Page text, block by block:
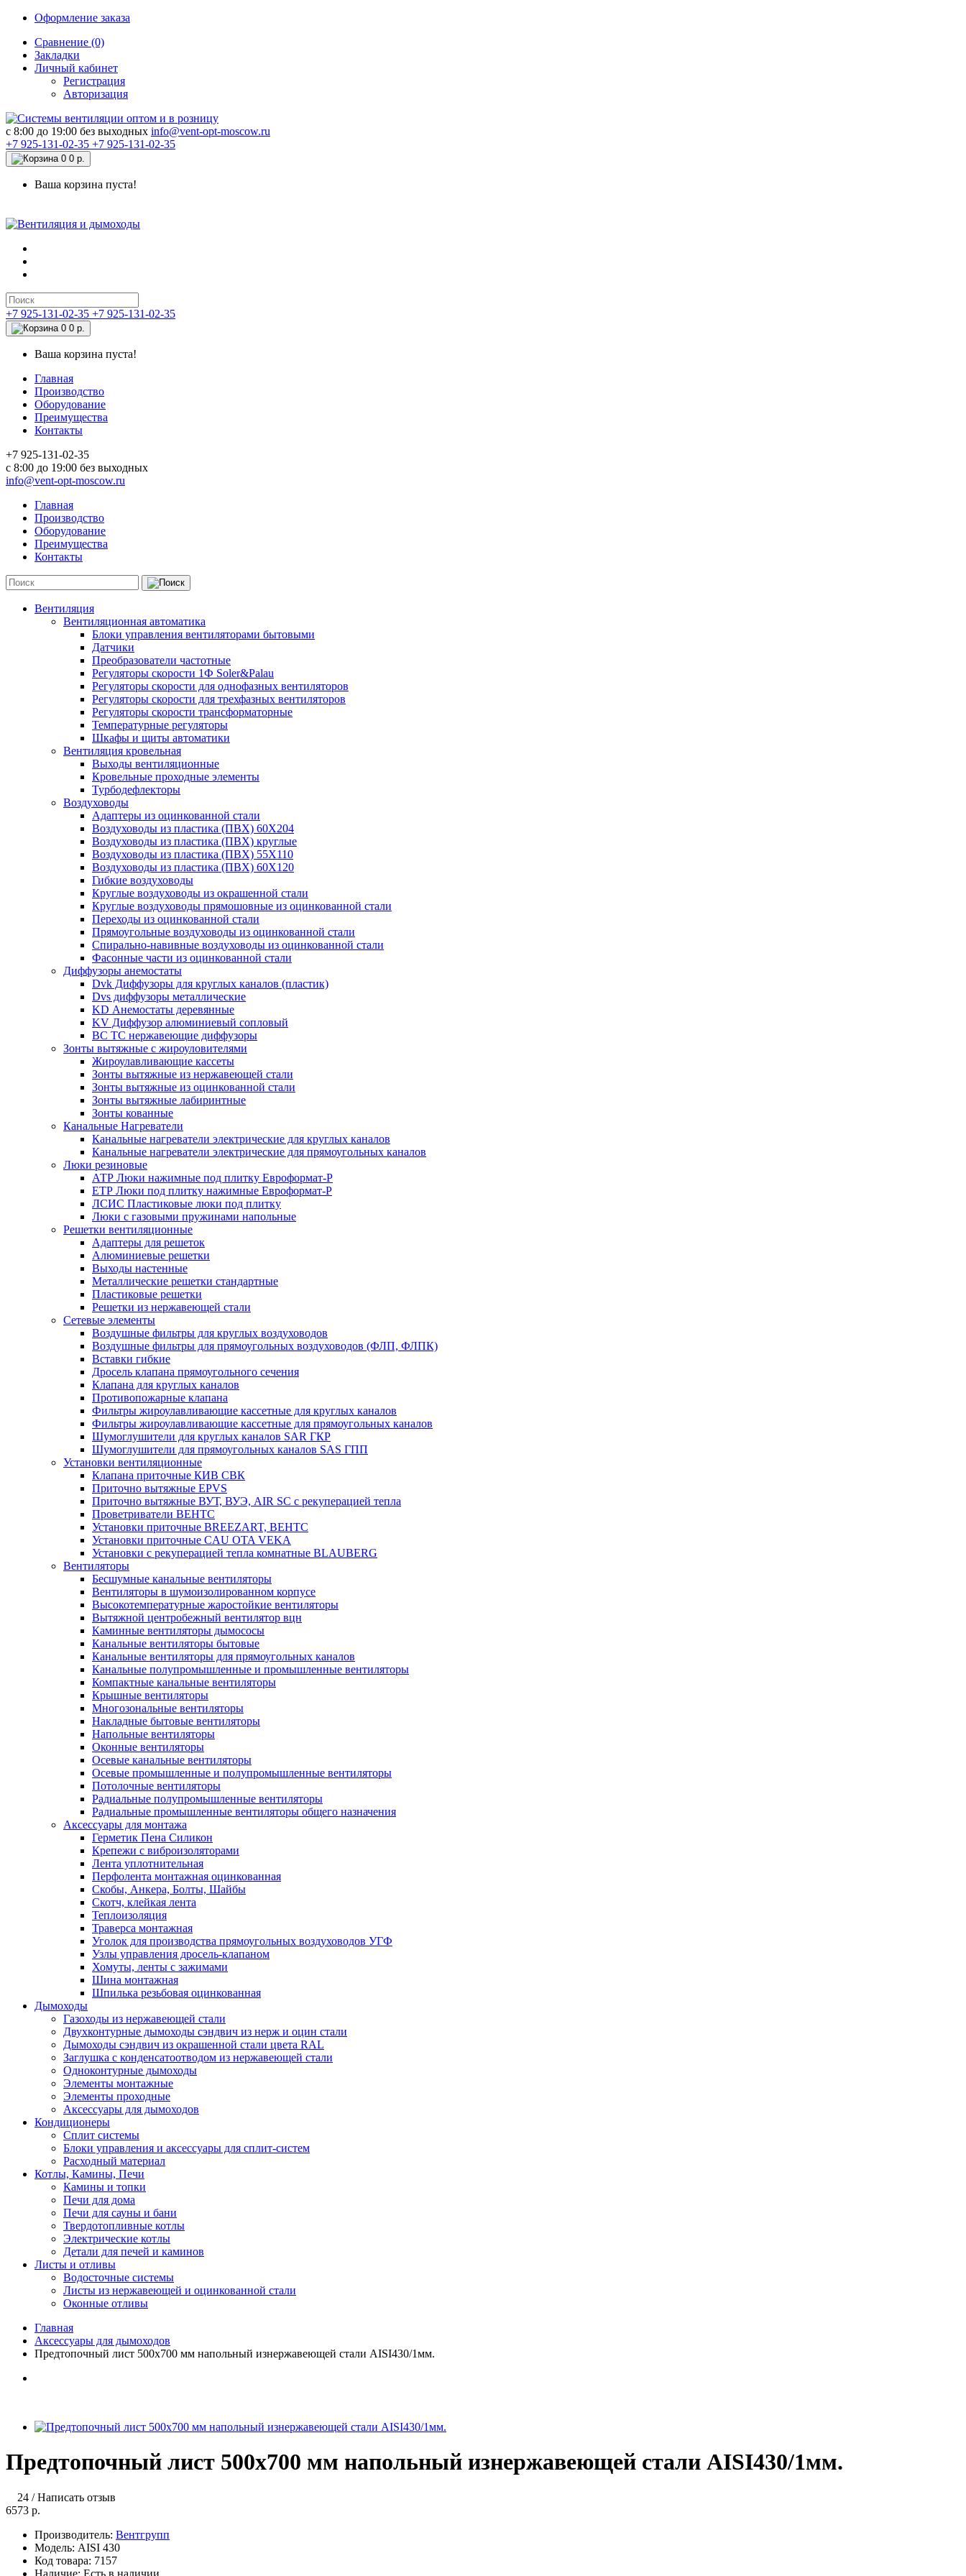
Оформление заказа
Сравнение (0)
Закладки
Личный кабинет
Регистрация
Авторизация
c 8:00 до 19:00 без выходных info@vent-opt-moscow.ru
+7 925-131-02-35 +7 925-131-02-35
0 0 р.
Ваша корзина пуста!
+7 925-131-02-35 +7 925-131-02-35
0 0 р.
Ваша корзина пуста!
Главная
Производство
Оборудование
Преимущества
Контакты
+7 925-131-02-35
c 8:00 до 19:00 без выходных
info@vent-opt-moscow.ru
Главная
Производство
Оборудование
Преимущества
Контакты
Вентиляция
Вентиляционная автоматика
Блоки управления вентиляторами бытовыми
Датчики
Преобразователи частотные
Регуляторы скорости 1Ф Soler&Palau
Регуляторы скорости для однофазных вентиляторов
Регуляторы скорости для трехфазных вентиляторов
Регуляторы скорости трансформаторные
Температурные регуляторы
Шкафы и щиты автоматики
Вентиляция кровельная
Выходы вентиляционные
Кровельные проходные элементы
Турбодефлекторы
Воздуховоды
Адаптеры из оцинкованной стали
Воздуховоды из пластика (ПВХ) 60Х204
Воздуховоды из пластика (ПВХ) круглые
Воздуховоды из пластика (ПВХ) 55Х110
Воздуховоды из пластика (ПВХ) 60Х120
Гибкие воздуховоды
Круглые воздуховоды из окрашенной стали
Круглые воздуховоды прямошовные из оцинкованной стали
Переходы из оцинкованной стали
Прямоугольные воздуховоды из оцинкованной стали
Спирально-навивные воздуховоды из оцинкованной стали
Фасонные части из оцинкованной стали
Диффузоры анемостаты
Dvk Диффузоры для круглых каналов (пластик)
Dvs диффузоры металлические
KD Анемостаты деревянные
KV Диффузор алюминиевый сопловый
ВС ТС нержавеющие диффузоры
Зонты вытяжные с жироуловителями
Жироулавливающие кассеты
Зонты вытяжные из нержавеющей стали
Зонты вытяжные из оцинкованной стали
Зонты вытяжные лабиринтные
Зонты кованные
Канальные Нагреватели
Канальные нагреватели электрические для круглых каналов
Канальные нагреватели электрические для прямоугольных каналов
Люки резиновые
АТР Люки нажимные под плитку Евроформат-Р
ЕТР Люки под плитку нажимные Евроформат-Р
ЛСИС Пластиковые люки под плитку
Люки с газовыми пружинами напольные
Решетки вентиляционные
Адаптеры для решеток
Алюминиевые решетки
Выходы настенные
Металлические решетки стандартные
Пластиковые решетки
Решетки из нержавеющей стали
Сетевые элементы
Воздушные фильтры для круглых воздуховодов
Воздушные фильтры для прямоугольных воздуховодов (ФЛП, ФЛПК)
Вставки гибкие
Дросель клапана прямоугольного сечения
Клапана для круглых каналов
Противопожарные клапана
Фильтры жироулавливающие кассетные для круглых каналов
Фильтры жироулавливающие кассетные для прямоугольных каналов
Шумоглушители для круглых каналов SAR ГКР
Шумоглушители для прямоугольных каналов SAS ГПП
Установки вентиляционные
Клапана приточные КИВ СВК
Приточно вытяжные EPVS
Приточно вытяжные ВУТ, ВУЭ, AIR SC с рекуперацией тепла
Проветриватели ВЕНТС
Установки приточные BREEZART, ВЕНТС
Установки приточные CAU OTA VEKA
Установки с рекуперацией тепла комнатные BLAUBERG
Вентиляторы
Бесшумные канальные вентиляторы
Вентиляторы в шумоизолированном корпусе
Высокотемпературные жаростойкие вентиляторы
Вытяжной центробежный вентилятор вцн
Каминные вентиляторы дымососы
Канальные вентиляторы бытовые
Канальные вентиляторы для прямоугольных каналов
Канальные полупромышленные и промышленные вентиляторы
Компактные канальные вентиляторы
Крышные вентиляторы
Многозональные вентиляторы
Накладные бытовые вентиляторы
Напольные вентиляторы
Оконные вентиляторы
Осевые канальные вентиляторы
Осевые промышленные и полупромышленные вентиляторы
Потолочные вентиляторы
Радиальные полупромышленные вентиляторы
Радиальные промышленные вентиляторы общего назначения
Аксессуары для монтажа
Герметик Пена Силикон
Крепежи с виброизоляторами
Лента уплотнительная
Перфолента монтажная оцинкованная
Скобы, Анкера, Болты, Шайбы
Скотч, клейкая лента
Теплоизоляция
Траверса монтажная
Уголок для производства прямоугольных воздуховодов УГФ
Узлы управления дросель-клапаном
Хомуты, ленты с зажимами
Шина монтажная
Шпилька резьбовая оцинкованная
Дымоходы
Газоходы из нержавеющей стали
Двухконтурные дымоходы сэндвич из нерж и оцин стали
Дымоходы сэндвич из окрашенной стали цвета RAL
Заглушка с конденсатоотводом из нержавеющей стали
Одноконтурные дымоходы
Элементы монтажные
Элементы проходные
Аксессуары для дымоходов
Кондиционеры
Сплит системы
Блоки управления и аксессуары для сплит-систем
Расходный материал
Котлы, Камины, Печи
Камины и топки
Печи для дома
Печи для сауны и бани
Твердотопливные котлы
Электрические котлы
Детали для печей и каминов
Листы и отливы
Водосточные системы
Листы из нержавеющей и оцинкованной стали
Оконные отливы
Главная
Аксессуары для дымоходов
Предтопочный лист 500х700 мм напольный изнержавеющей стали AISI430/1мм.
Предтопочный лист 500х700 мм напольный изнержавеющей стали AISI430/1мм.
24 /Написать отзыв
6573 р.
Производитель: Вентгрупп
Модель: AISI 430
Код товара: 7157
Наличие: Есть в наличии